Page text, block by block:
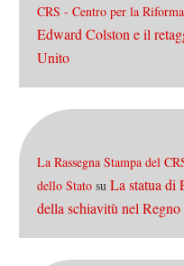
CRS - Centro per la
Edward Colston e il
Unito
La Rassegna Stampa del
dello Stato su La statua di
della schiavitù nel